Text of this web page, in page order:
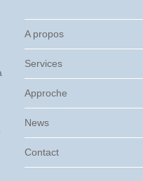
A propos
Services
Approche
News
Contact